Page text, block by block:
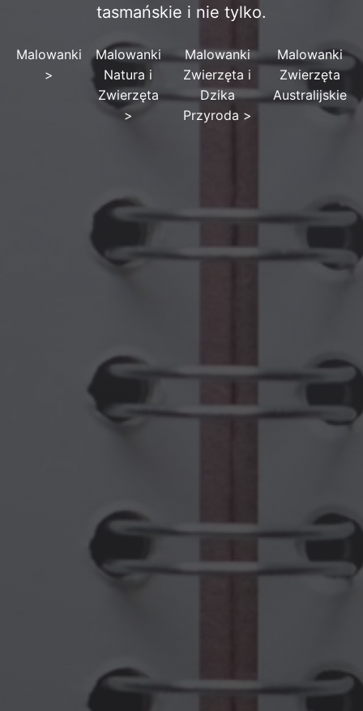
tasmańskie i nie tylko.
Malowanki
>
Malowanki
Natura i
Zwierzęta
>
Malowanki
Zwierzęta i
Dzika
Przyroda >
Malowanki
Zwierzęta
Australijskie